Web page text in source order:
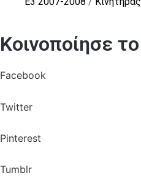
Κοινοποίησε
Facebook
Twitter
Pinterest
Tumblr